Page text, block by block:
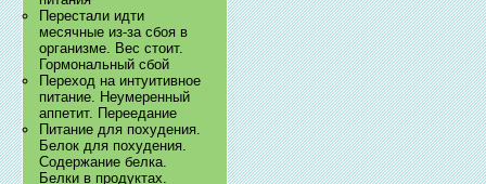
Перестали идти
месячные из-за сбоя в
организме. Вес стоит.
Гормональный сбой
Переход на интуитивное
питание. Неумеренный
аппетит. Переедание
Питание для похудения.
Белок для похудения.
Содержание белка.
Белки в продуктах.